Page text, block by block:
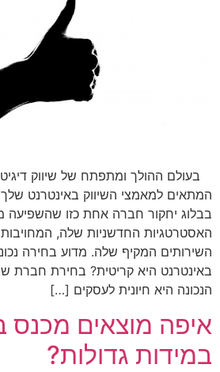
בעולם ההולך ומתפתח של שיווק
המתאים למאמצי השיווק באינטרנט
בבלוג יחקור חברה אחת כזו
האסטרטגיות החדשניות שלה, המחויבות
השירותים המקיף שלה. מדוע בחירה
באינטרנט היא קריטית? בחירת חברת
הנכונה היא חיונית לעסקים […]
איפה מוצאים מכנס
במידות גדולות?